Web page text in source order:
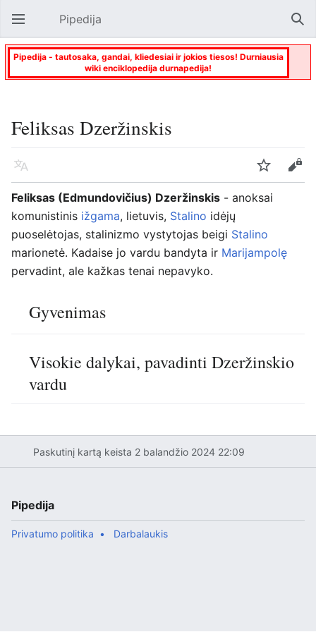
Atverti pagrindinį meniu Pipedija
Pipedija - tautosaka, gandai, kliedesiai ir jokios tiesos! Durniausia
wiki enciklopedija durnapedija!
Feliksas Dzeržinskis
Kalba Stebėti
Keisti
Feliksas (Edmundovičius) Dzeržinskis - anoksai
komunistinis ižgama, lietuvis, Stalino idėjų
puoselėtojas, stalinizmo vystytojas beigi Stalino
marionetė. Kadaise jo vardu bandyta ir Marijampolę
pervadint, ale kažkas tenai nepavyko.
Gyvenimas
Visokie dalykai, pavadinti Dzeržinskio
vardu
Paskutinį kartą keista 2 balandžio 2024 22:09
Pipedija
Privatumo politika Darbalaukis